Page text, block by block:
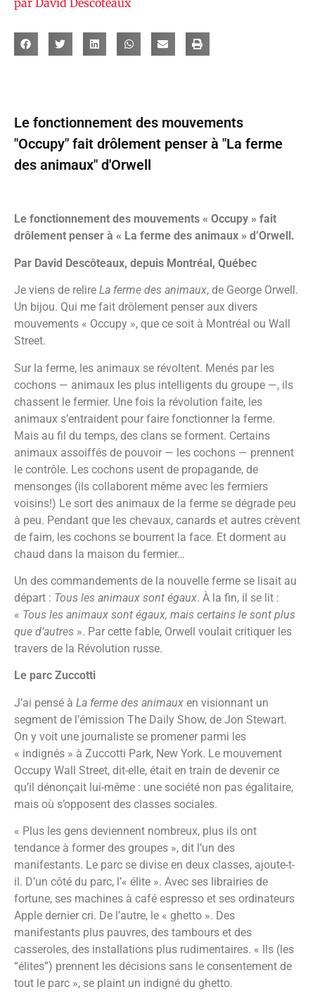
Le fonctionnement des mouvements
"Occupy" fait drôlement penser à "La ferme
des animaux" d'Orwell
Le fonctionnement des mouvements « Occupy » fait
drôlement penser à « La ferme des animaux » d’Orwell.
Par David Descôteaux, depuis Montréal, Québec
Je viens de relire La ferme des animaux, de George Orwell.
Un bijou. Qui me fait drôlement penser aux divers
mouvements « Occupy », que ce soit à Montréal ou Wall
Street.
Sur la ferme, les animaux se révoltent. Menés par les
cochons — animaux les plus intelligents du groupe —, ils
chassent le fermier. Une fois la révolution faite, les
animaux s’entraident pour faire fonctionner la ferme.
Mais au fil du temps, des clans se forment. Certains
animaux assoiffés de pouvoir — les cochons — prennent
le contrôle. Les cochons usent de propagande, de
mensonges (ils collaborent même avec les fermiers
voisins!) Le sort des animaux de la ferme se dégrade peu
à peu. Pendant que les chevaux, canards et autres crèvent
de faim, les cochons se bourrent la face. Et dorment au
chaud dans la maison du fermier…
Un des commandements de la nouvelle ferme se lisait au
départ : Tous les animaux sont égaux. À la fin, il se lit :
« Tous les animaux sont égaux, mais certains le sont plus
que d’autres ». Par cette fable, Orwell voulait critiquer les
travers de la Révolution russe.
Le parc Zuccotti
J’ai pensé à La ferme des animaux en visionnant un
segment de l’émission The Daily Show, de Jon Stewart.
On y voit une journaliste se promener parmi les
« indignés » à Zuccotti Park, New York. Le mouvement
Occupy Wall Street, dit-elle, était en train de devenir ce
qu’il dénonçait lui-même : une société non pas égalitaire,
mais où s’opposent des classes sociales.
« Plus les gens deviennent nombreux, plus ils ont
tendance à former des groupes », dit l’un des
manifestants. Le parc se divise en deux classes, ajoute-t-
il. D’un côté du parc, l’« élite ». Avec ses librairies de
fortune, ses machines à café espresso et ses ordinateurs
Apple dernier cri. De l’autre, le « ghetto ». Des
manifestants plus pauvres, des tambours et des
casseroles, des installations plus rudimentaires. « Ils (les
“élites”) prennent les décisions sans le consentement de
tout le parc », se plaint un indigné du ghetto.